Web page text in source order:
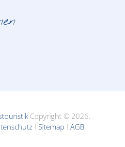
Copyright © 2026.
I Sitemap I AGB